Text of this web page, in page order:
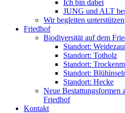
Ich bin dabei
JUNG und ALT
Wir begleiten unterstützen
Friedhof
Biodiversität auf dem
Standort:
Standort: Totholz
Standort:
Standort:
Standort: Hecke
Neue Bestattungsformen
Friedhof
Kontakt